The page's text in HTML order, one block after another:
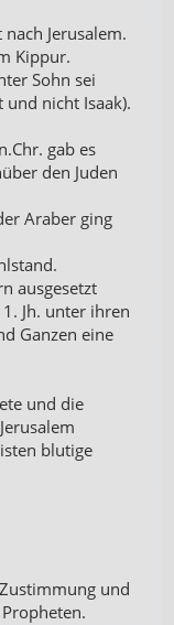
Jerusalem.
Kippur.
Sohn sei
nicht Isaak).
gab es
den Juden
Araber ging
ausgesetzt
Jh. unter ihren
Ganzen eine
und die
blutige
und